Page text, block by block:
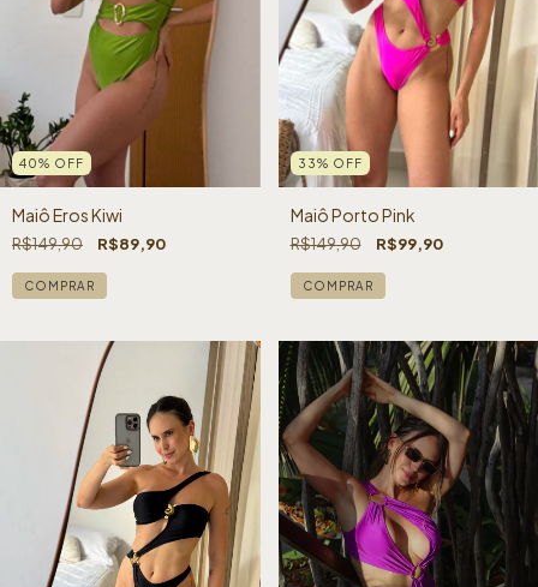
40% OFF
Maiô Eros Kiwi
R$149,90 R$89,90
COMPRAR
33% OFF
Maiô Porto Pink
R$149,90 R$99,90
COMPRAR